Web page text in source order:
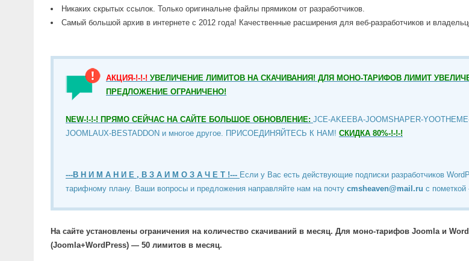
Никаких скрытых ссылок. Только оригинальне файлы прямиком от разработчиков.
Самый большой архив в интернете с 2012 года! Качественные расширения для веб-разработчиков и
АКЦИЯ-!-!-! УВЕЛИЧЕНИЕ ЛИМИТОВ НА СКАЧИВАНИЯ! ДЛЯ МОНО-ТАРИФОВ ЛИМИТ
ПРЕДЛОЖЕНИЕ ОГРАНИЧЕНО!
NEW-!-!-! ПРЯМО СЕЙЧАС НА САЙТЕ БОЛЬШОЕ ОБНОВЛЕНИЕ: JCE-AKEEBA-JOOMSHAPER-
JOOMLAUX-BESTADDON и многое другое. ПРИСОЕДИНЯЙТЕСЬ К НАМ! СКИДКА 80%-!-!-!
---В Н И М А Н И Е , В З А И М О З А Ч Е Т !--- Если у Вас есть действующие подписки разработчиков
тарифному плану. Ваши вопросы и предложения направляйте нам на почту cmsheaven@mail.ru c
На сайте установлены ограничения на количество скачиваний в месяц. Для моно-тарифов Joomla и
(Joomla+WordPress) — 50 лимитов в месяц.